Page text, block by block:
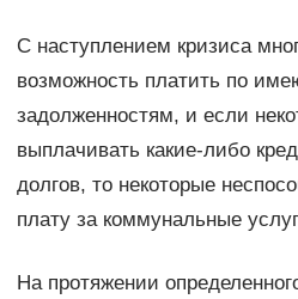
С наступлением кризиса
возможность платить по
задолженностям, и если
выплачивать какие-либо
долгов, то некоторые
плату за коммунальные
На протяжении